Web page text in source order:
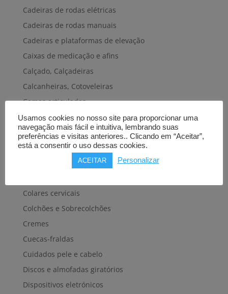
Cadeiras de rodas elétricas
Cadeiras de rodas manuais
Cadeiras e plataformas de elevação
Caixas de medicação e afins
Calçado, Calçadeiras
Calcanheiras, Cotoveleiras
Camas articuladas
Carros hospitalares
Cestas, Arneses
Cintas e Faixas
Cintos, Coletes e afins
Colares cervicais
Colchões e Sobrecolchões
Cremes
Cuecas-fraldas
Cuidados pele e cabelo
Discos e almofadas giratórios
Dispositivos eletrónicos
Usamos cookies no nosso site para proporcionar uma
navegação mais fácil e intuitiva, lembrando suas
preferências e visitas anteriores.. Clicando em “Aceitar”,
está a consentir o uso dessas cookies.
ACEITAR Personalizar